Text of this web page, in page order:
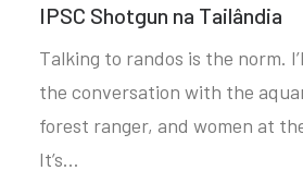
IPSC Shotgun na Tailândia
Talking to randos is the norm.
the conversation with the
forest ranger, and women at
It’s…